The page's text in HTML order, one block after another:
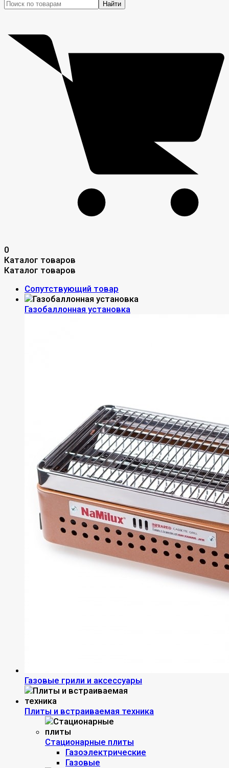
Найти
0
Каталог товаров
Каталог товаров
Сопутствующий товар
Газобаллонная установка
Газовые грили и аксессуары
Плиты и встраиваемая техника
Стационарные плиты
Газоэлектрические
Газовые